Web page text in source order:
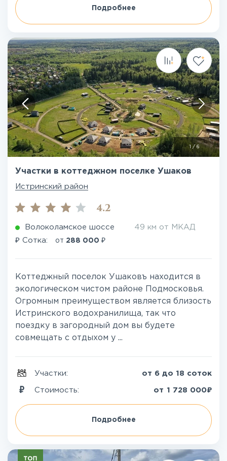
Подробнее
/ 6
Участки в коттеджном поселке Ушаков
Истринский район
4.2
Волоколамское шоссе 49 км от МКАД
₽ Сотка: от 288 000 ₽
Коттеджный поселок Ушаковъ находится в
экологическом чистом районе Подмосковья.
Огромным преимуществом является близость
Истринского водохранилища, так что
поездку в загородный дом вы будете
совмещать с отдыхом у ...
Участки: от 6 до 18 соток
Стоимость: от 1 728 000₽
Подробнее